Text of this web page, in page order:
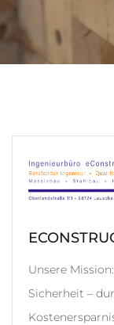
Unsere
Sicherheit –